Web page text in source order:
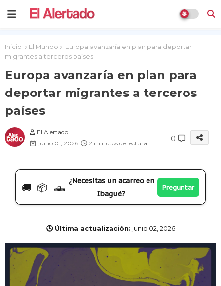
Inicio El Mundo
Europa avanzaría en plan para deportar
migrantes a terceros países
Europa avanzaría en plan para
deportar migrantes a terceros
países
El Alertado
junio 01, 2026
2 minutos de lectura
0
🚚 📦 🛻
¿Necesitas un acarreo en
Ibagué?
Preguntar
🕒 Última actualización: junio 02, 2026